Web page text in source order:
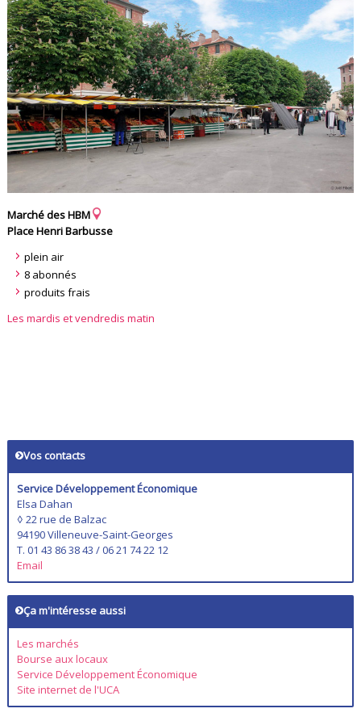
Marché des HBM
Place Henri Barbusse
plein air
8 abonnés
produits frais
Les mardis et vendredis matin
Vos contacts
Service Développement Économique
Elsa Dahan
◊ 22 rue de Balzac
94190 Villeneuve-Saint-Georges
T. 01 43 86 38 43 / 06 21 74 22 12
Email
Ça m'intéresse aussi
Les marchés
Bourse aux locaux
Service Développement Économique
Site internet de l'UCA